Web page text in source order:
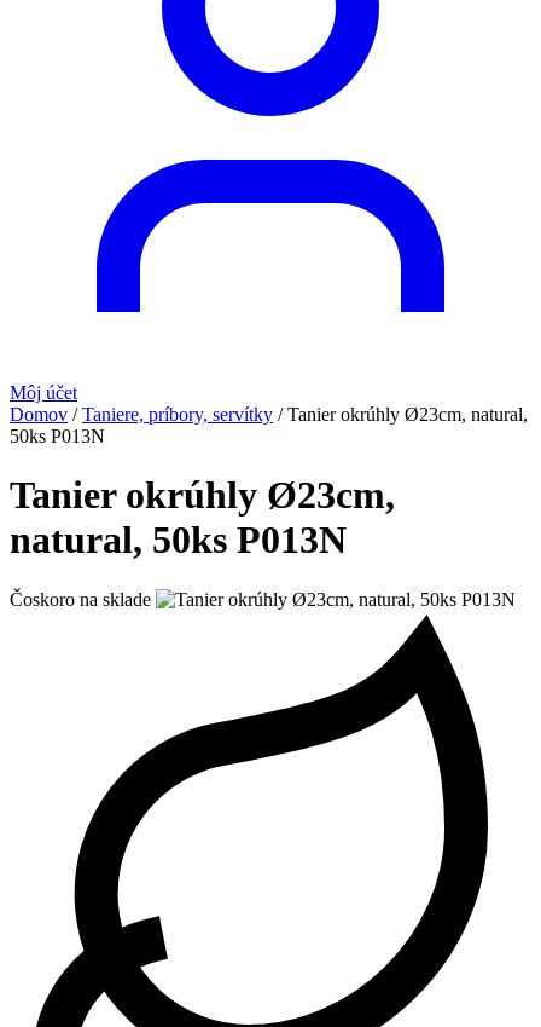
Môj účet
Domov /Taniere, príbory, servítky /Tanier okrúhly Ø23cm, natural,
50ks P013N
Tanier okrúhly Ø23cm,
natural, 50ks P013N
Čoskoro na sklade